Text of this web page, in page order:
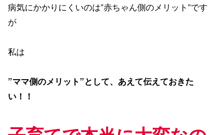
病気にかかりにくいのは”赤ちゃん側のメリット”です
が
私は
”ママ側のメリット”として、あえて伝えておきた
い！！